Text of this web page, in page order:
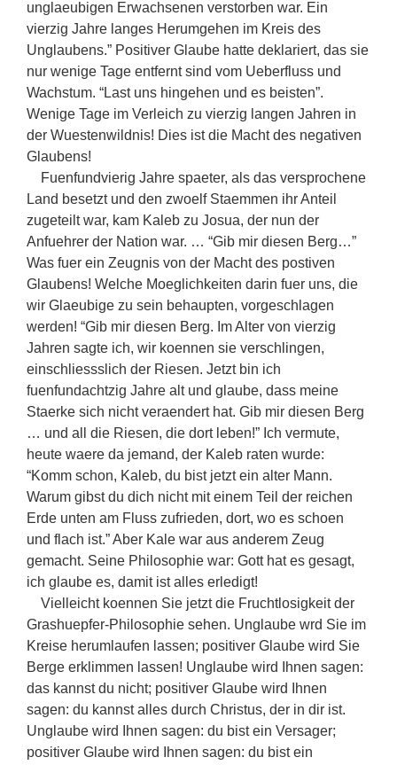
unglaeubigen Erwachsenen verstorben war. Ein
vierzig Jahre langes Herumgehen im Kreis des
Unglaubens.” Positiver Glaube hatte deklariert, das sie
nur wenige Tage entfernt sind vom Ueberfluss und
Wachstum. “Last uns hingehen und es beisten”.
Wenige Tage im Verleich zu vierzig langen Jahren in
der Wuestenwildnis! Dies ist die Macht des negativen
Glaubens!
Fuenfundvierig Jahre spaeter, als das versprochene
Land besetzt und den zwoelf Staemmen ihr Anteil
zugeteilt war, kam Kaleb zu Josua, der nun der
Anfuehrer der Nation war. … “Gib mir diesen Berg…”
Was fuer ein Zeugnis von der Macht des postiven
Glaubens! Welche Moeglichkeiten darin fuer uns, die
wir Glaeubige zu sein behaupten, vorgeschlagen
werden! “Gib mir diesen Berg. Im Alter von vierzig
Jahren sagte ich, wir koennen sie verschlingen,
einschliessslich der Riesen. Jetzt bin ich
fuenfundachtzig Jahre alt und glaube, dass meine
Staerke sich nicht veraendert hat. Gib mir diesen Berg
… und all die Riesen, die dort leben!” Ich vermute,
heute waere da jemand, der Kaleb raten wurde:
“Komm schon, Kaleb, du bist jetzt ein alter Mann.
Warum gibst du dich nicht mit einem Teil der reichen
Erde unten am Fluss zufrieden, dort, wo es schoen
und flach ist.” Aber Kale war aus anderem Zeug
gemacht. Seine Philosophie war: Gott hat es gesagt,
ich glaube es, damit ist alles erledigt!
Vielleicht koennen Sie jetzt die Fruchtlosigkeit der
Grashuepfer-Philosophie sehen. Unglaube wrd Sie im
Kreise herumlaufen lassen; positiver Glaube wird Sie
Berge erklimmen lassen! Unglaube wird Ihnen sagen:
das kannst du nicht; positiver Glaube wird Ihnen
sagen: du kannst alles durch Christus, der in dir ist.
Unglaube wird Ihnen sagen: du bist ein Versager;
positiver Glaube wird Ihnen sagen: du bist ein